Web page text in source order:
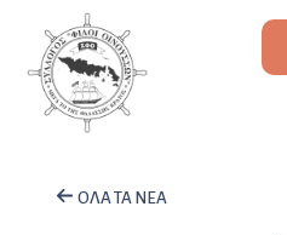
ΟΛΑ ΤΑ ΝΕΑ